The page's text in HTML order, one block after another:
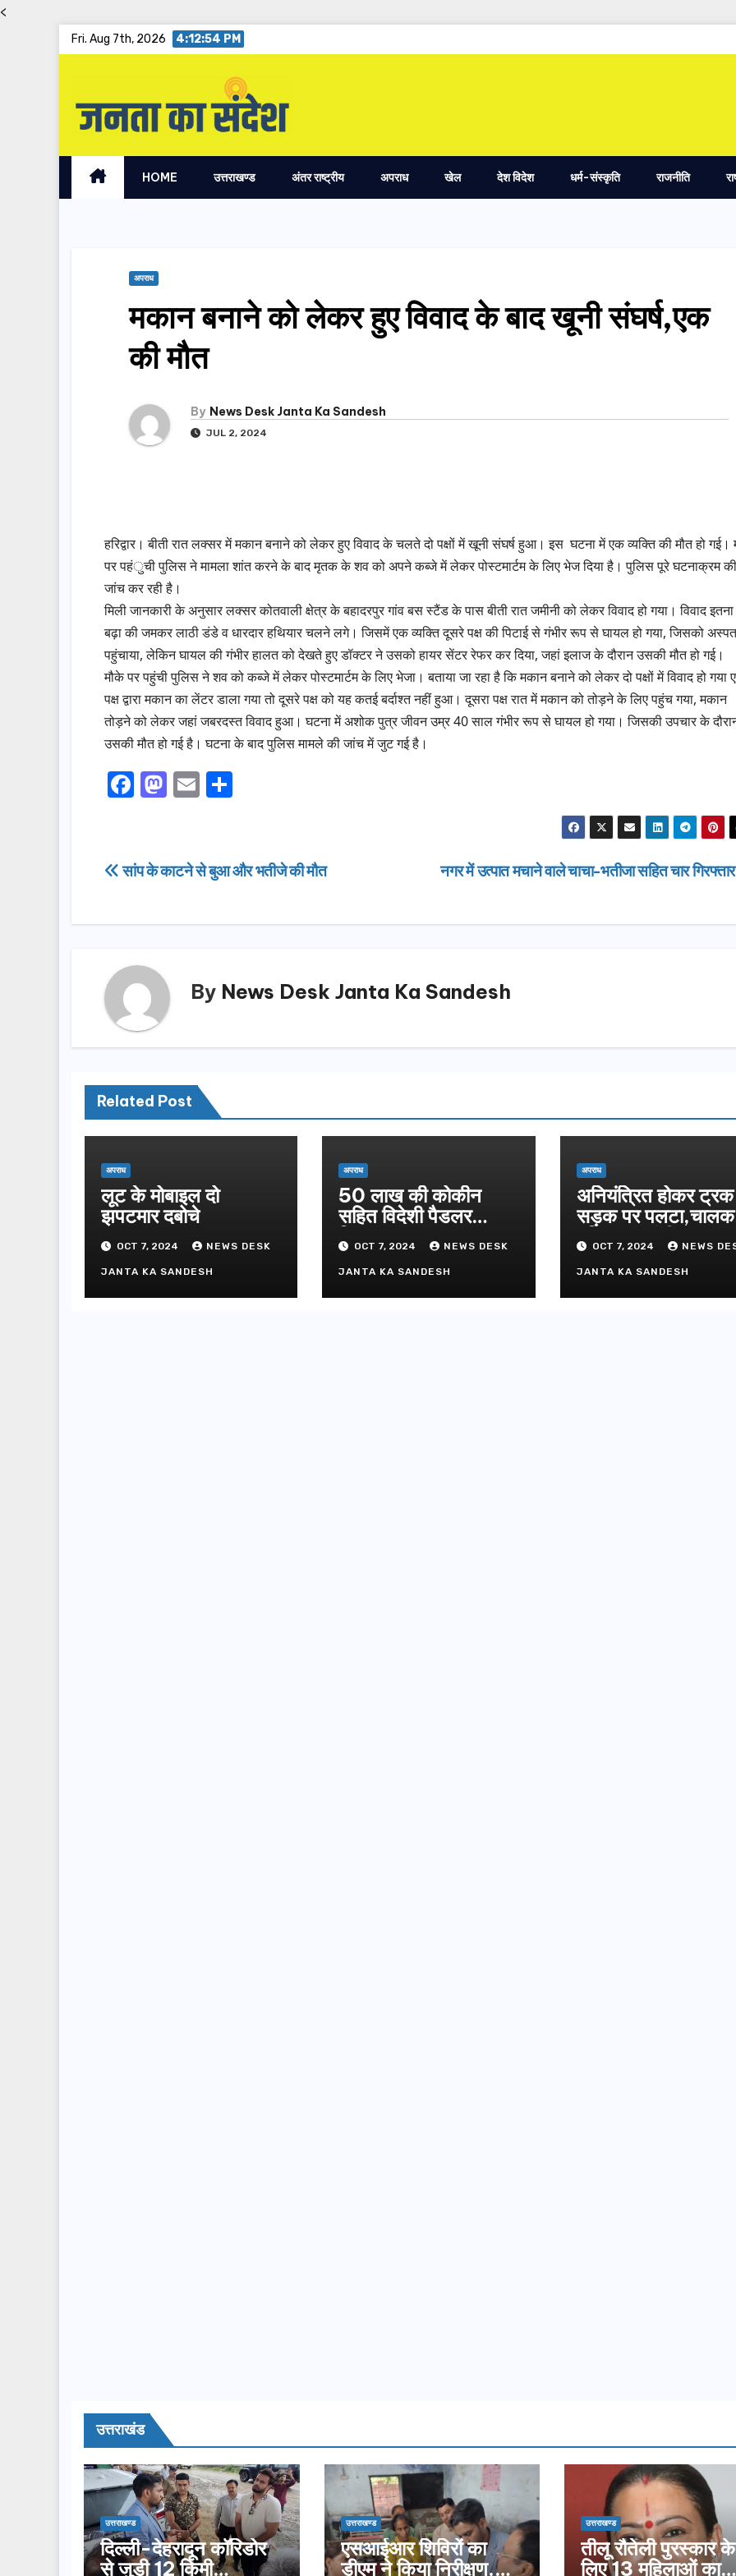
<
Fri. Aug 7th, 2026 4:12:55 PM
HOME उत्तराखण्ड अंतर राष्ट्रीय अपराध खेल देश विदेश धर्म-संस्कृति राजनीति
अपराध
मकान बनाने को लेकर हुए विवाद के बाद खूनी संघर्ष,एक
की मौत
By News Desk Janta Ka Sandesh
JUL 2, 2024
हरिद्वार। बीती रात लक्सर में मकान बनाने को लेकर हुए विवाद के चलते दो पक्षों में खूनी संघर्ष हुआ। इस घटना में एक व्यक्ति की मौत हो गई।
पर पहंुची पुलिस ने मामला शांत करने के बाद मृतक के शव को अपने कब्जे में लेकर पोस्टमार्टम के लिए भेज दिया है। पुलिस पूरे घटनाक्रम की
जांच कर रही है।
मिली जानकारी के अनुसार लक्सर कोतवाली क्षेत्र के बहादरपुर गांव बस स्टैंड के पास बीती रात जमीनी को लेकर विवाद हो गया। विवाद इतना
बढ़ा की जमकर लाठी डंडे व धारदार हथियार चलने लगे। जिसमें एक व्यक्ति दूसरे पक्ष की पिटाई से गंभीर रूप से घायल हो गया, जिसको
पहुंचाया, लेकिन घायल की गंभीर हालत को देखते हुए डॉक्टर ने उसको हायर सेंटर रेफर कर दिया, जहां इलाज के दौरान उसकी मौत हो गई।
मौके पर पहुंची पुलिस ने शव को कब्जे में लेकर पोस्टमार्टम के लिए भेजा। बताया जा रहा है कि मकान बनाने को लेकर दो पक्षों में विवाद हो गया
पक्ष द्वारा मकान का लेंटर डाला गया तो दूसरे पक्ष को यह कतई बर्दाश्त नहीं हुआ। दूसरा पक्ष रात में मकान को तोड़ने के लिए पहुंच गया, मकान
तोड़ने को लेकर जहां जबरदस्त विवाद हुआ। घटना में अशोक पुत्र जीवन उम्र 40 साल गंभीर रूप से घायल हो गया। जिसकी उपचार के
उसकी मौत हो गई है। घटना के बाद पुलिस मामले की जांच में जुट गई है।
F
e
o
k
M
o
o
E
e
Post
नगर में उत्पात मचाने वाले चाचा-भतीजा सहित चार गिरफ्तार
सांप के काटने से बुआ और भतीजे की मौत
By News Desk Janta Ka Sandesh
Related Post
अपराध
लूट के मोबाइल दो
झपटमार दबोचे
OCT 7, 2024 NEWS DESK
JANTA KA SANDESH
अपराध
50 लाख की कोकीन
सहित विदेशी पैडलर
गिफ्तार
OCT 7, 2024 NEWS DESK
JANTA KA SANDESH
अपराध
अनियंत्रित होकर ट्रक
सड़क पर
परिचालक गंभीर
OCT 7, 2024 NEWS
JANTA KA SANDESH
से जुड़ी 12
उत्तराखंड
उत्तराखण्ड
दिल्ली-देहरादून कॉरिडोर
से जुड़ी 12 किमी
उत्तराखण्ड
एसआईआर शिविरों का
डीएम ने किया निरीक्षण,
उत्तराखण्ड
तीलू रौतेली पुरस्कार के
लिए 13 महिलाओं का